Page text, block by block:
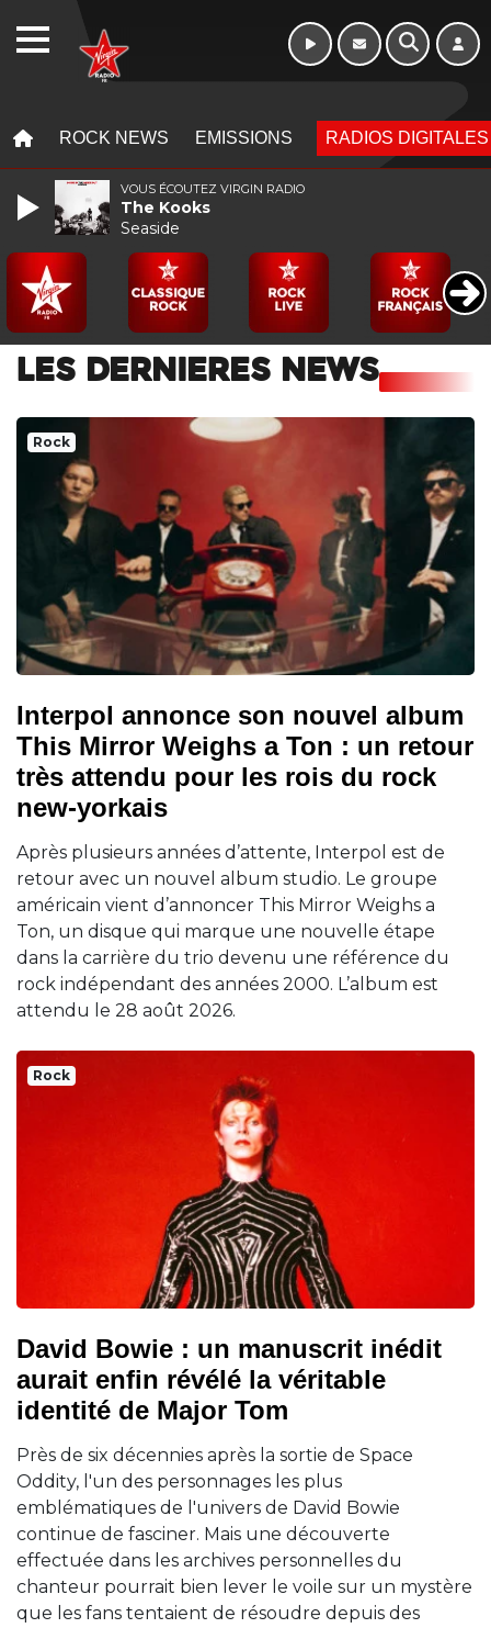
ROCK NEWS EMISSIONS RADIOS DIGITALES
LES DERNIERES NEWS
Rock
Interpol annonce son nouvel album
This Mirror Weighs a Ton : un retour
très attendu pour les rois du rock
new-yorkais
Après plusieurs années d’attente, Interpol est de
retour avec un nouvel album studio. Le groupe
américain vient d’annoncer This Mirror Weighs a
Ton, un disque qui marque une nouvelle étape
dans la carrière du trio devenu une référence du
rock indépendant des années 2000. L’album est
attendu le 28 août 2026.
Rock
David Bowie : un manuscrit inédit
aurait enfin révélé la véritable
identité de Major Tom
Près de six décennies après la sortie de Space
Oddity, l'un des personnages les plus
emblématiques de l'univers de David Bowie
continue de fasciner. Mais une découverte
effectuée dans les archives personnelles du
chanteur pourrait bien lever le voile sur un mystère
que les fans tentaient de résoudre depuis des
VOUS ÉCOUTEZ VIRGIN RADIO
The Kooks
Seaside
WEBRADIO